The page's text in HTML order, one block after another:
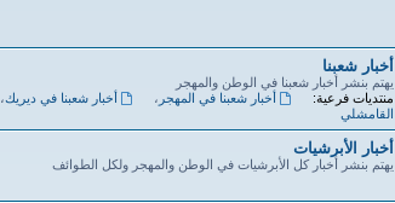
أخبار شعبنا
يهتم بنشر أخبار شعبنا في الوطن والمهجر
منتديات فرعية:
أخبار شعبنا في المهجر ، أخبار شعبنا في ديريك،
القامشلي
أخبار الأبرشيات
يهتم بنشر أخبار كل الأبرشيات في الوطن والمهجر ولكل الطوائف